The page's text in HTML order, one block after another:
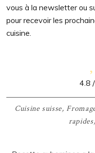
vous à la newsletter ou
pour recevoir les
cuisine.
4.8
Cuisine suisse,
rapides